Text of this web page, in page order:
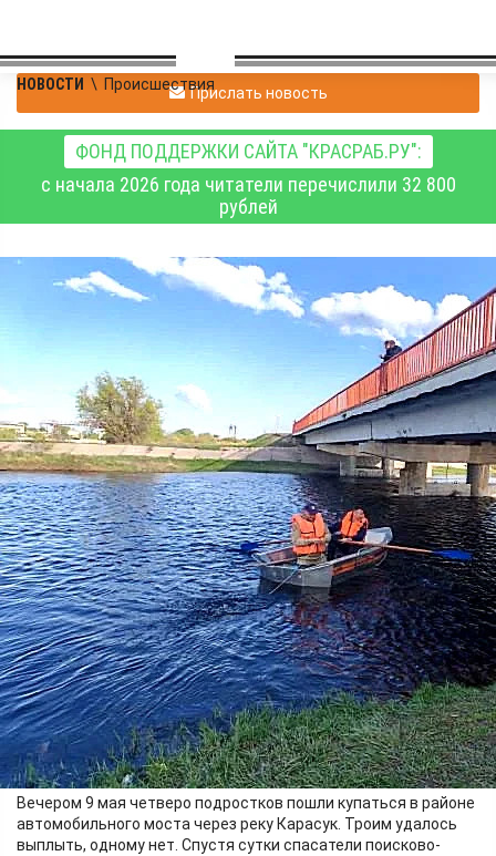
НОВОСТИ \ ПроисшествияПрислать новость
ФОНД ПОДДЕРЖКИ САЙТА "КРАСРАБ.РУ":
с начала 2026 года читатели перечислили 32 800
рублей
Новосибирские
спасатели извлекли
тело погибшего
подростка из реки
Карасук
Происшествия
12.05.2026 12:05394
Вечером 9 мая четверо подростков пошли купаться в районе
автомобильного моста через реку Карасук. Троим удалось
выплыть, одному нет. Спустя сутки спасатели поисково-